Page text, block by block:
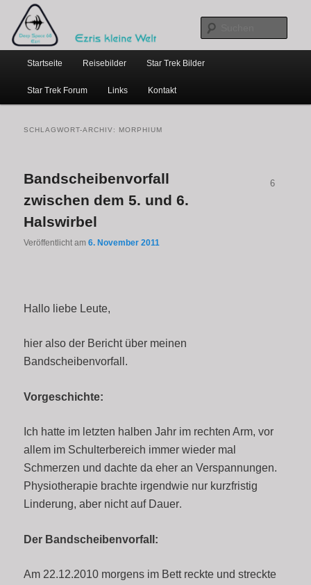
primären
Inhalt
springen
sekundären
Inhalt
springen
Ezris kleine Welt
…weil bloggen so schick ist
Hauptmenü
Startseite Reisebilder Star Trek Bilder
Star Trek Forum Links Kontakt
SCHLAGWORT-ARCHIV: MORPHIUM
Bandscheibenvorfall
zwischen dem 5. und 6.
Halswirbel
Veröffentlicht am6. November 2011
6
Hallo liebe Leute,
hier also der Bericht über meinen
Bandscheibenvorfall.
Vorgeschichte:
Ich hatte im letzten halben Jahr im rechten Arm, vor
allem im Schulterbereich immer wieder mal
Schmerzen und dachte da eher an Verspannungen.
Physiotherapie brachte irgendwie nur kurzfristig
Linderung, aber nicht auf Dauer.
Der Bandscheibenvorfall:
Am 22.12.2010 morgens im Bett reckte und streckte